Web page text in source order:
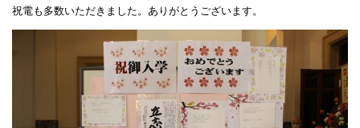
祝電も多数いただきました。ありがとうございます。